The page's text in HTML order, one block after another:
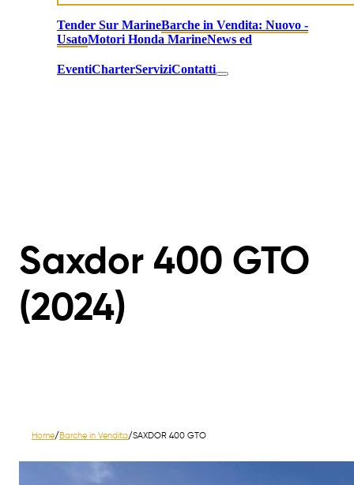
Tender Sur MarineBarche in Vendita: Nuovo -
UsatoMotori Honda MarineNews ed
EventiCharterServiziContatti
Saxdor 400 GTO
(2024)
Home/Barche in Vendita/SAXDOR 400 GTO